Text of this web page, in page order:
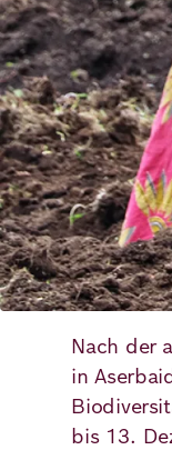
Deutsch
Nach der
in
bis 13.